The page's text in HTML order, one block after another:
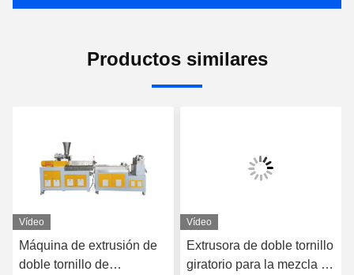
Productos similares
Vídeo
Máquina de extrusión de
doble tornillo de
Vídeo
Extrusora de doble tornillo
giratorio para la mezcla de